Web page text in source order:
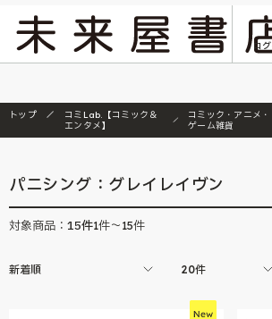
『ONE PIECE magazine 021 ONE PIECEカード
ロ
トップ
コミLab.【コミック＆
エンタメ】
コミック・アニメ・
ゲーム雑貨
パニシング：グレイレイヴン
対象商品： 15件1件～15件
新着順 20件